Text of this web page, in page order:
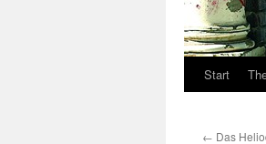
ZumStart
← Das